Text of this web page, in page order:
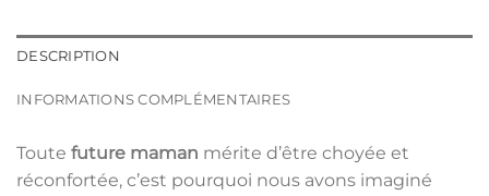
DESCRIPTION
INFORMATIONS COMPLÉMENTAIRES
Toute future maman mérite d’être choyée et
réconfortée, c’est pourquoi nous avons imaginé